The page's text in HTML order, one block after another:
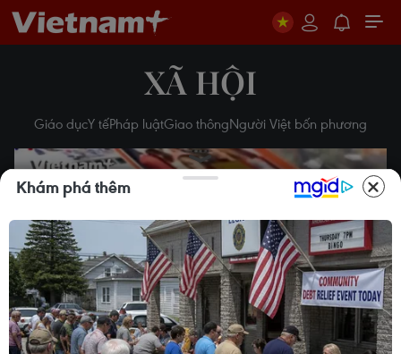
XÃ HỘI
Giáo dụcY tếPháp luậtGiao thôngNgười Việt bốn phương
Play
Video
Khám phá thêm